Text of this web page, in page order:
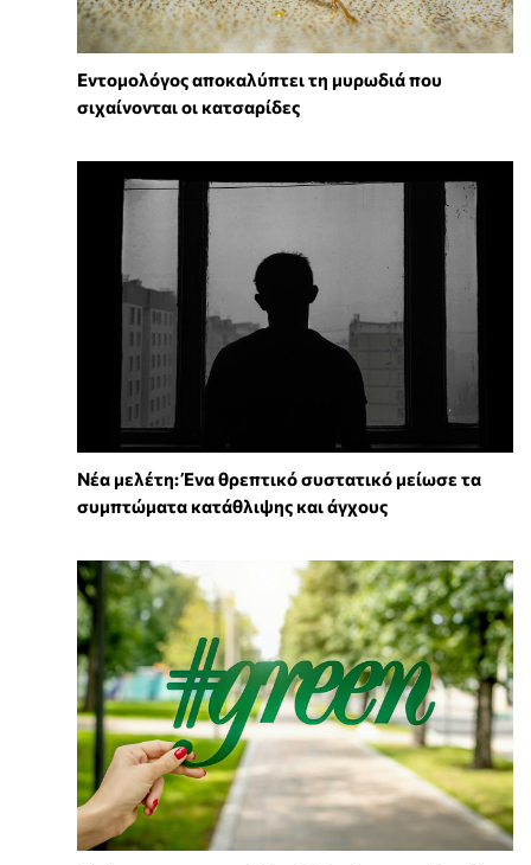
Εντομολόγος αποκαλύπτει τη μυρωδιά που
σιχαίνονται οι κατσαρίδες
Νέα μελέτη: Ένα θρεπτικό συστατικό μείωσε τα
συμπτώματα κατάθλιψης και άγχους